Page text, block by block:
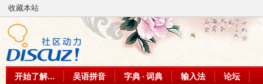
收藏本站
开始了解... 吴语拼音 字典 · 词典 输入法 论坛